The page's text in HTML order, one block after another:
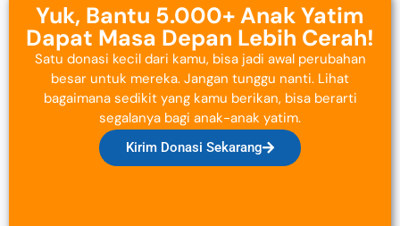
Yuk, Bantu 5.000+ Anak Yatim
Dapat Masa Depan Lebih Cerah!
Satu donasi kecil dari kamu, bisa jadi awal perubahan
besar untuk mereka. Jangan tunggu nanti. Lihat
bagaimana sedikit yang kamu berikan, bisa berarti
segalanya bagi anak-anak yatim.
Kirim Donasi Sekarang